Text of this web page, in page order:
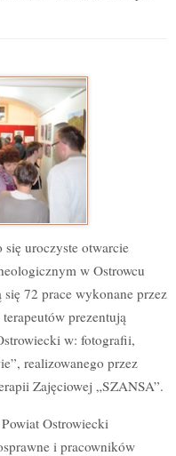
uroczyste otwarcie
w Ostrowcu
72 prace wykonane przez
prezentują
w: fotografii,
realizowanego przez
Zajęciowej „SZANSA”.
Ostrowiecki
i pracowników